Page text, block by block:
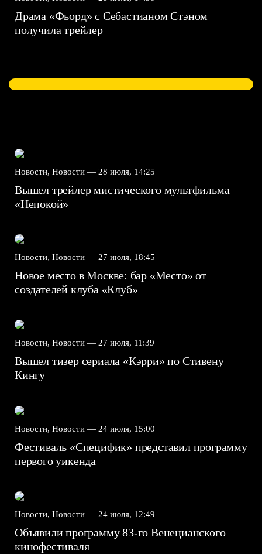
Драма «Фьорд» с Себастианом Стэном
получила трейлер
Новости, Новости — 28 июля, 14:25
Вышел трейлер мистического мультфильма
«Непокой»
Новости, Новости — 27 июля, 18:45
Новое место в Москве: бар «Место» от
создателей клуба «Клуб»
Новости, Новости — 27 июля, 11:39
Вышел тизер сериала «Кэрри» по Стивену
Кингу
Новости, Новости — 24 июля, 15:00
Фестиваль «Специфик» представил программу
первого уикенда
Новости, Новости — 24 июля, 12:49
Объявили программу 83-го Венецианского
кинофестиваля